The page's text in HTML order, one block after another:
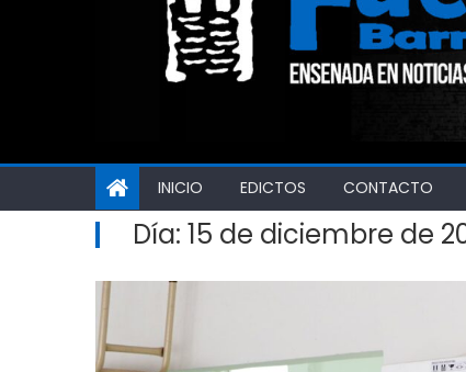
INICIO EDICTOS CONTACTO
Día: 15 de diciembre de